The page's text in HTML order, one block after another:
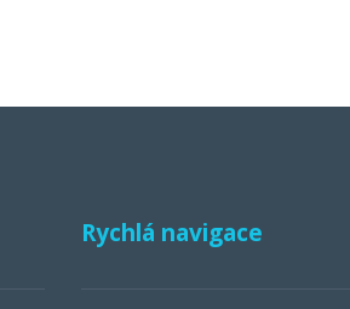
Rychlá navigace